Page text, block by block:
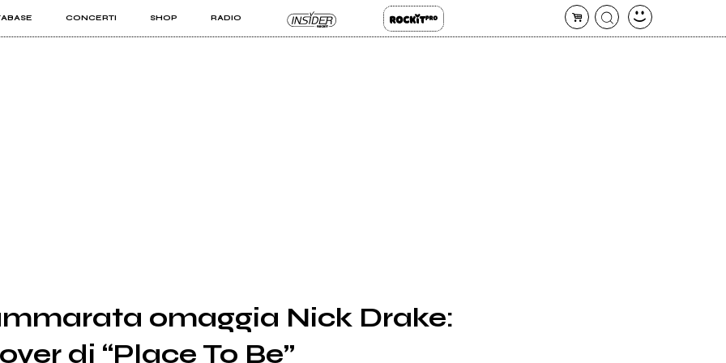
CONCERTI SHOP RADIO
PRO
omaggia Nick Drake:
di “Place To Be”